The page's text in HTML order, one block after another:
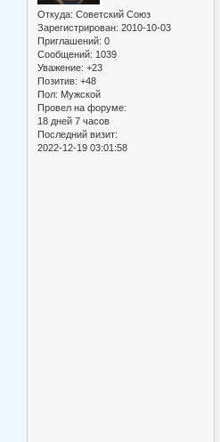
Откуда: Советский Союз
Зарегистрирован: 2010-10-03
Приглашений: 0
Сообщений: 1039
Уважение: +23
Позитив: +48
Пол: Мужской
Провел на форуме:
18 дней 7 часов
Последний визит:
2022-12-19 03:01:58